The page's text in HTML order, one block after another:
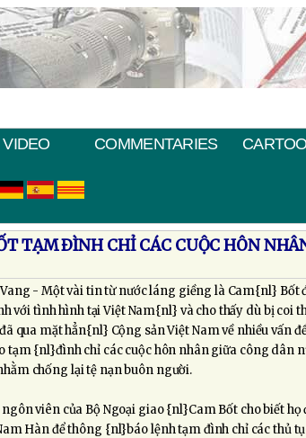
VIDEO COMMENTARIES
TẠM ÐÌNH CHỈ CÁC CUỘC HÔN
- Một vài tin từ nước láng giềng là Cam{nl} Bốt
với tình hình tại Việt Nam{nl} và cho thấy dù bị coi
qua mặt hẳn{nl} Cộng sản Việt Nam về nhiều vấn
tạm {nl}đình chỉ các cuộc hôn nhân giữa công dân
chống lại tệ nạn buôn người.
viên của Bộ Ngoại giao {nl}Cam Bốt cho biết
Hàn để thông {nl}báo lệnh tạm đình chỉ các thủ